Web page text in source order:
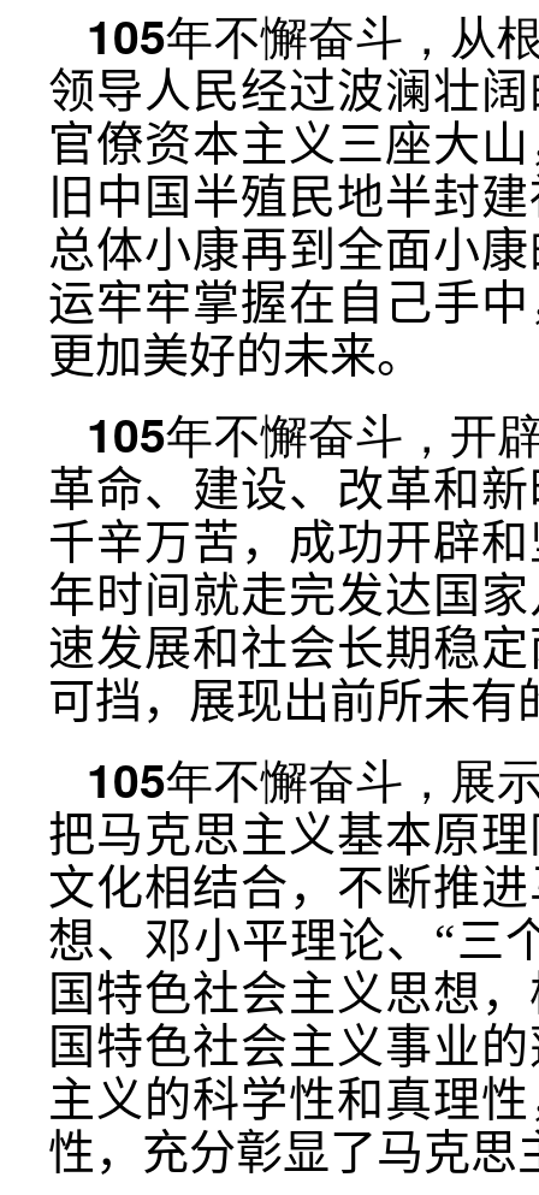
105年不懈奋斗，从
领导人民经过波澜壮
官僚资本主义三座大
旧中国半殖民地半封
总体小康再到全面小
运牢牢掌握在自己手
更加美好的未来。
105年不懈奋斗，开
革命、建设、改革和
千辛万苦，成功开辟
年时间就走完发达国
速发展和社会长期稳
可挡，展现出前所未有
105年不懈奋斗，展
把马克思主义基本原
文化相结合，不断推
想、邓小平理论、“三
国特色社会主义思想
国特色社会主义事业
主义的科学性和真理
性，充分彰显了马克思